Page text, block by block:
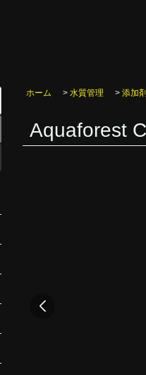
ホーム > 水質管理 > 添加剤
Aquaforest